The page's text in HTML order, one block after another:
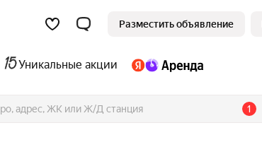
Разместить объявление
Уникальные акции
1